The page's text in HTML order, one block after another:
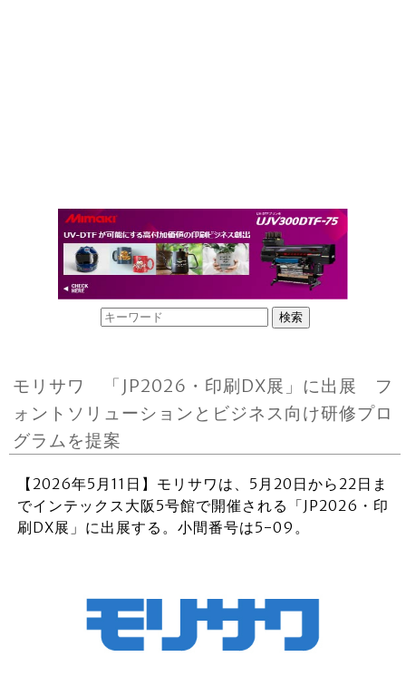
モリサワ 「JP2026・印刷DX展」に出展 フ
ォントソリューションとビジネス向け研修プロ
グラムを提案
【2026年5月11日】モリサワは、5月20日から22日ま
でインテックス大阪5号館で開催される「JP2026・印
刷DX展」に出展する。小間番号は5-09。